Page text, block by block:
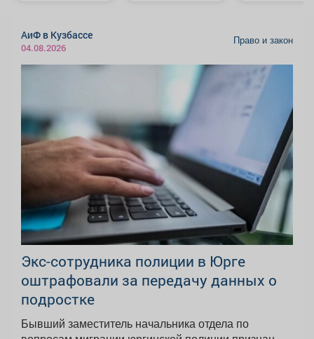
АиФ в Кузбассе
04.08.2026
Право и закон
Экс-сотрудника полиции в Юрге
оштрафовали за передачу данных о
подростке
Бывший заместитель начальника отдела по